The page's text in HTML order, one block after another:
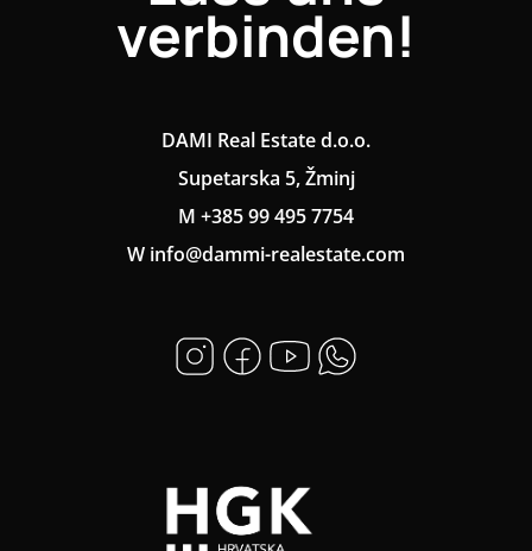
verbinden!
DAMI Real Estate d.o.o.
Supetarska 5, Žminj
M +385 99 495 7754
W info@dammi-realestate.com